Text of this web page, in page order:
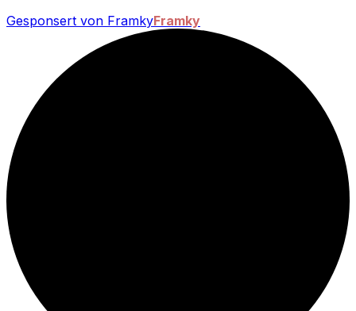
Gesponsert von FramkyFramky